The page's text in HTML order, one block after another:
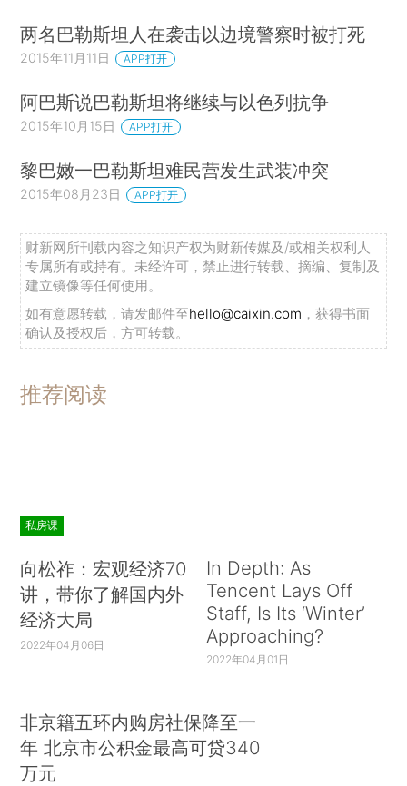
两名巴勒斯坦人在袭击以边境警察时被打死
2015年11月11日 APP打开
阿巴斯说巴勒斯坦将继续与以色列抗争
2015年10月15日 APP打开
黎巴嫩一巴勒斯坦难民营发生武装冲突
2015年08月23日 APP打开
财新网所刊载内容之知识产权为财新传媒及/或相关权利人
专属所有或持有。未经许可，禁止进行转载、摘编、复制及
建立镜像等任何使用。
如有意愿转载，请发邮件至hello@caixin.com ，获得书面
确认及授权后，方可转载。
推荐阅读
私房课
向松祚：宏观经济70
讲，带你了解国内外
经济大局
2022年04月06日
In Depth: As
Tencent Lays Off
Staff, Is Its ‘Winter’
Approaching?
2022年04月01日
非京籍五环内购房社保降至一
年 北京市公积金最高可贷340
万元